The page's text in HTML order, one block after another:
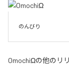
のんびり
OmochiΩの他のリ